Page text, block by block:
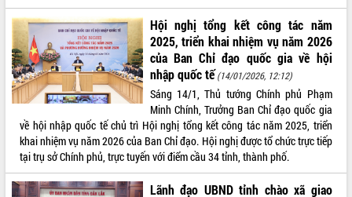
Hội nghị tổng kết công tác năm
2025, triển khai nhiệm vụ năm 2026
của Ban Chỉ đạo quốc gia về hội
nhập quốc tế (14/01/2026, 12:12)
Sáng 14/1, Thủ tướng Chính phủ Phạm
Minh Chính, Trưởng Ban Chỉ đạo quốc gia
về hội nhập quốc tế chủ trì Hội nghị tổng kết công tác năm 2025, triển
khai nhiệm vụ năm 2026 của Ban Chỉ đạo. Hội nghị được tổ chức trực tiếp
tại trụ sở Chính phủ, trực tuyến với điểm cầu 34 tỉnh, thành phố.
Lãnh đạo UBND tỉnh chào xã giao